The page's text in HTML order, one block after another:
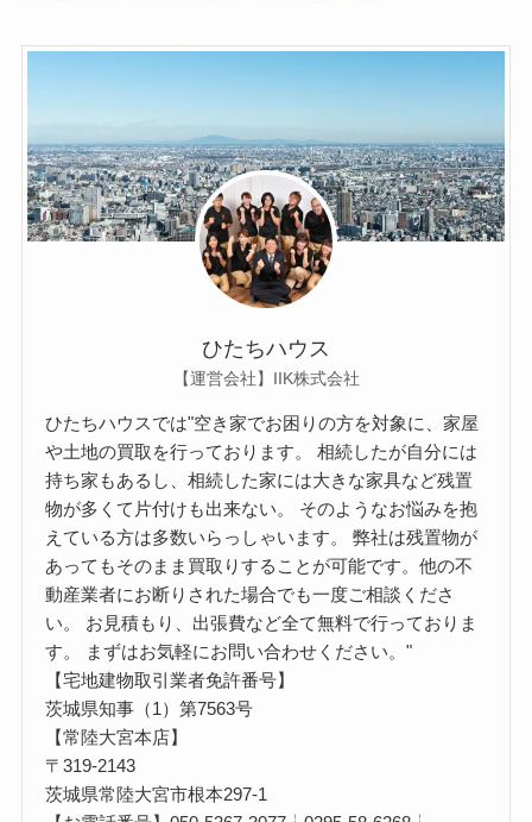
ひたちハウス
【運営会社】IIK株式会社
ひたちハウスでは"空き家でお困りの方を対象に、家屋
や土地の買取を行っております。 相続したが自分には
持ち家もあるし、相続した家には大きな家具など残置
物が多くて片付けも出来ない。 そのようなお悩みを抱
えている方は多数いらっしゃいます。 弊社は残置物が
あってもそのまま買取りすることが可能です。他の不
動産業者にお断りされた場合でも一度ご相談くださ
い。 お見積もり、出張費など全て無料で行っておりま
す。 まずはお気軽にお問い合わせください。"
【宅地建物取引業者免許番号】
茨城県知事（1）第7563号
【常陸大宮本店】
〒319-2143
茨城県常陸大宮市根本297-1